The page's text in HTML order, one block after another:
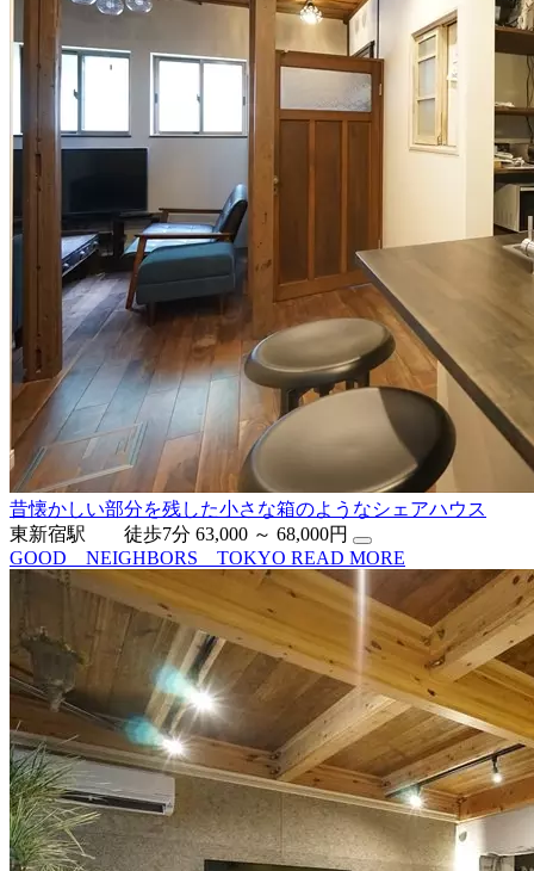
昔懐かしい部分を残した小さな箱のようなシェアハウス
東新宿駅 徒歩7分 63,000 ～ 68,000円
GOOD NEIGHBORS TOKYO READ MORE